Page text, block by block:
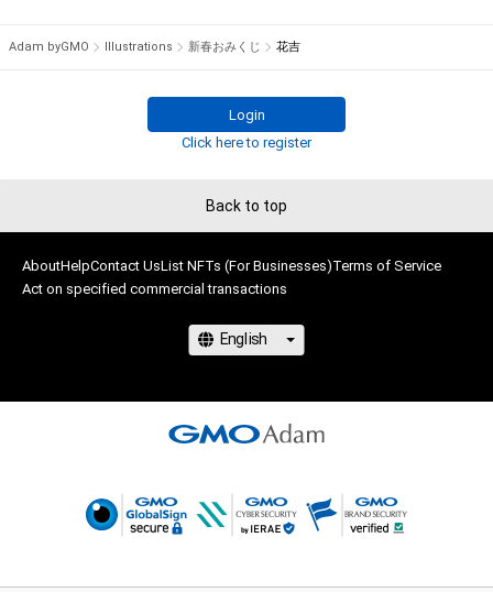
Adam byGMO Illustrations 新春おみくじ 花吉
Login
Click here to register
Back to top
AboutHelpContact UsList NFTs (For Businesses)Terms of Service
Act on specified commercial transactions